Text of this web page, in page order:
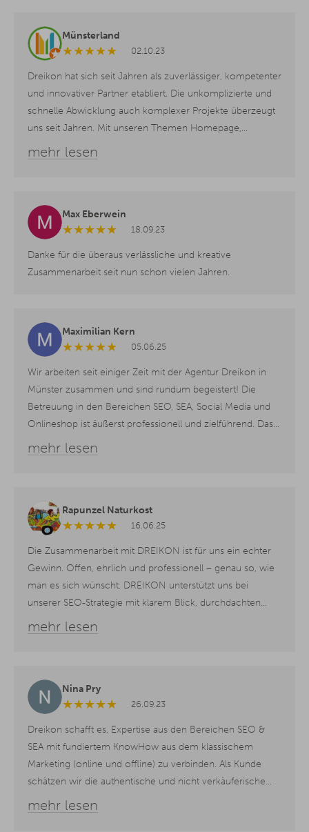
Münsterland
★★★★★ 02.10.23
Dreikon hat sich seit Jahren als zuverlässiger, kompetenter
und innovativer Partner etabliert. Die unkomplizierte und
schnelle Abwicklung auch komplexer Projekte überzeugt
uns seit Jahren. Mit unseren Themen Homepage,
SEO/SEA und Open Data sind wir bei Dreikon bestens
aufgestellt.
mehr lesen
Max Eberwein
★★★★★ 18.09.23
Danke für die überaus verlässliche und kreative
Zusammenarbeit seit nun schon vielen Jahren.
Maximilian Kern
★★★★★ 05.06.25
Wir arbeiten seit einiger Zeit mit der Agentur Dreikon in
Münster zusammen und sind rundum begeistert! Die
Betreuung in den Bereichen SEO, SEA, Social Media und
Onlineshop ist äußerst professionell und zielführend. Das
Team ist kompetent, engagiert und immer ansprechbar –
man merkt, dass hier mit Leidenschaft gearbeitet wird.
mehr lesen
Rapunzel Naturkost
★★★★★ 16.06.25
Die Zusammenarbeit mit DREIKON ist für uns ein echter
Gewinn. Offen, ehrlich und professionell – genau so, wie
man es sich wünscht. DREIKON unterstützt uns bei
unserer SEO-Strategie mit klarem Blick, durchdachten
Konzepten und einer großen Portion Wertschätzung auf
Augenhöhe. Danke dafür!
mehr lesen
Nina Pry
★★★★★ 26.09.23
Dreikon schafft es, Expertise aus den Bereichen SEO &
SEA mit fundiertem KnowHow aus dem klassischem
Marketing (online und offline) zu verbinden. Als Kunde
schätzen wir die authentische und nicht verkäuferische
Beratung, die wenig vielversprechende Maßnahmen in
Frage stellt und auf Augenhöhe Optionen aufzeigt, die den
mehr lesen